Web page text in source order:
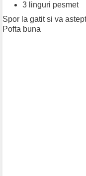
3 linguri pesmet
Spor la gatit si va
Pofta buna